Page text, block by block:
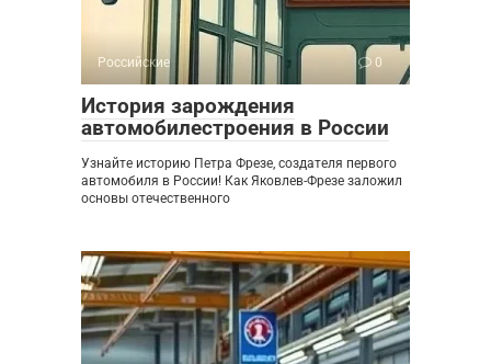
Российские 0
История зарождения
автомобилестроения в России
Узнайте историю Петра Фрезе, создателя первого
автомобиля в России! Как Яковлев-Фрезе заложил
основы отечественного